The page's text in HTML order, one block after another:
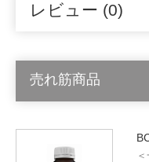
レビュー (0)
売れ筋商品